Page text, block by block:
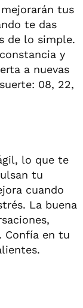
tus
te das
de lo simple.
y
a nuevas
08, 22,
lo que te
tu
cuando
La buena
Confía en tu